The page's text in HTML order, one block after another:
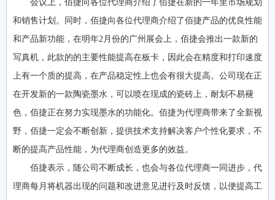
会议上，佰捷向各位代理商介绍了佰捷在新的一年里市场规划
和销售计划。同时，佰捷向各位代理商介绍了佰捷产品的优良性能
和产品新功能，在明年2月份的广州展会上，佰捷会推出一款新的
写真机，此款的的主要性能提高在板卡，因此会在精度和打印速度
上有一个质的提高，在产品稳定性上也会有很大提高。公司现在正
在开发新的一款陶瓷墨水，可以喷在现成的瓷砖上，耐划不易褪
色，佰捷正在努力实现墨水的功能化。佰捷为代理商带来了全新视
野，佰捷一定会不断创新，提供技术支持解决客户个性化要求，不
断的提高产品性能，为代理商创造更多的效益。
佰捷表示，随公司不断成长，也会与各位代理商一同进步，代
理商每月将机器出现的问题和改进意见进行及时反馈，以便提高工